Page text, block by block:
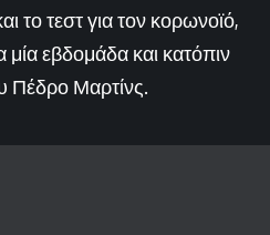
το τεστ για τον κορωνοϊό,
μία εβδομάδα και κατόπιν
Πέδρο Μαρτίνς.